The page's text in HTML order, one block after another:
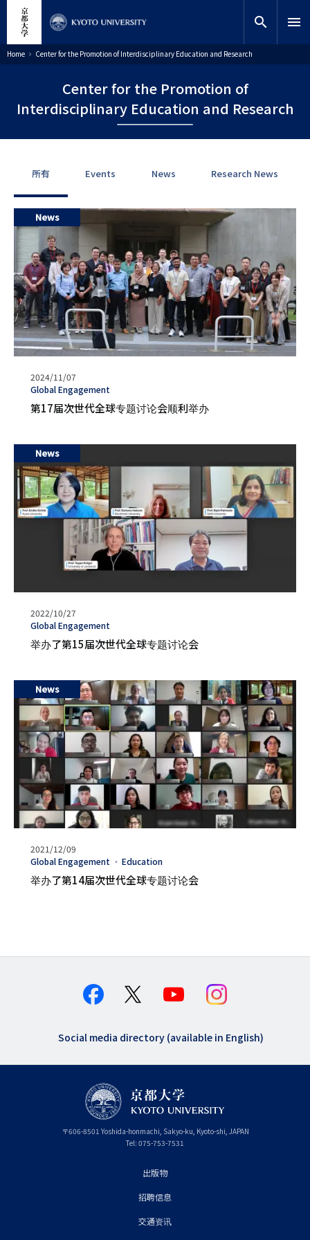
主
要
网站内搜索 search menu
Home Center for the Promotion of Interdisciplinary Education and Research
Center for the Promotion of
Interdisciplinary Education and Research
所有 Events News Research News
News
发
表
日
期
2024/11/07
タ
グ
Global Engagement
第17届次世代全球专题讨论会顺利举办
News
发
表
日
期
2022/10/27
タ
グ
Global Engagement
举办了第15届次世代全球专题讨论会
News
发
表
日
期
2021/12/09
タ
グ
Global Engagement Education
举办了第14届次世代全球专题讨论会
Social media directory (available in English)
〒606-8501 Yoshida-honmachi, Sakyo-ku, Kyoto-shi, Kyoto
JAPAN
Tel: 075-753-7531
出版物
招聘信息
交通资讯